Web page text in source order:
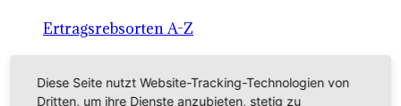
Ertragsrebsorten A-Z
Diese Seite nutzt Website-Tracking-Technologien von
Dritten, um ihre Dienste anzubieten, stetig zu